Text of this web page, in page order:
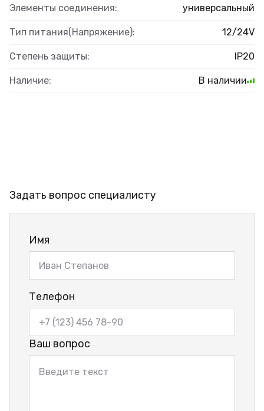
Элементы соединения: универсальный
Тип питания(Напряжение): 12/24V
Степень защиты: IP20
Наличие: В наличии
Задать вопрос специалисту
Имя
Телефон
Ваш вопрос